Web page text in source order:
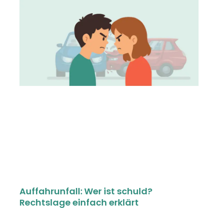
Auffahrunfall: Wer ist schuld?
Rechtslage einfach erklärt